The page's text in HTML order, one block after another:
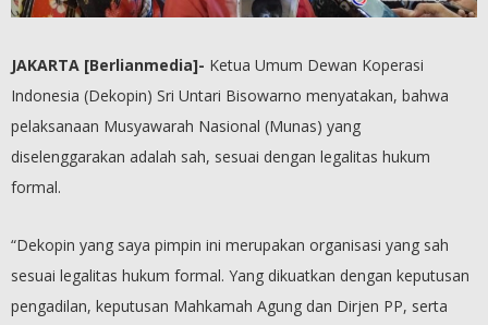
JAKARTA [Berlianmedia]- Ketua Umum Dewan Koperasi
Indonesia (Dekopin) Sri Untari Bisowarno menyatakan, bahwa
pelaksanaan Musyawarah Nasional (Munas) yang
diselenggarakan adalah sah, sesuai dengan legalitas hukum
formal.
“Dekopin yang saya pimpin ini merupakan organisasi yang sah
sesuai legalitas hukum formal. Yang dikuatkan dengan keputusan
pengadilan, keputusan Mahkamah Agung dan Dirjen PP, serta